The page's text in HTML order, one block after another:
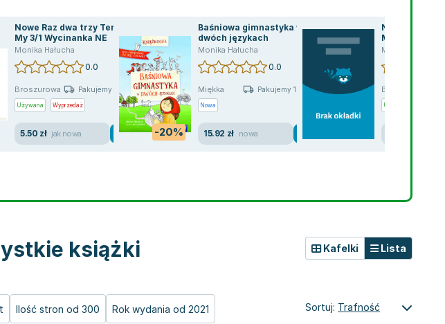
Nowe Raz dwa trzy Teraz
My 3/1 Wycinanka NE
Monika Hałucha
0.0
Broszurowa Pakujemy jutro
Używana Wyprzedaż
5.50 zł jak nowa -20%
Baśniowa gimnastyka w
dwóch językach
Monika Hałucha
0.0
Miękka Pakujemy 10.08
Nowa
15.92 zł nowa
Nowe Raz
My 3/2
Monika Hałucha
Broszurowa
książki
Ilość stron od 300 Rok wydania od 2021
Kafelki Lista
Sortuj: Trafność